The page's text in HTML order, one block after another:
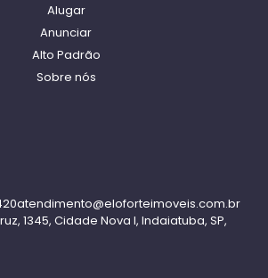
Alugar
Anunciar
Alto Padrão
Sobre nós
atendimento@eloforteimoveis.com.br
, 1345, Cidade Nova I, Indaiatuba, SP,